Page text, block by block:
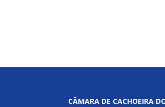
CÂMARA DE CACHOEIRA